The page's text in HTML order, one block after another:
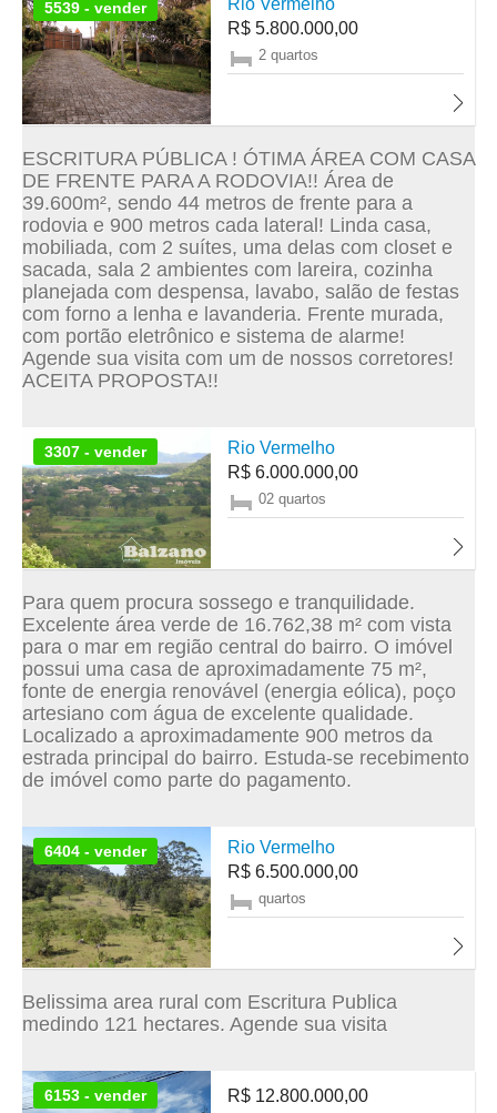
5539 - vender
Rio Vermelho
R$ 5.800.000,00
2 quartos
ESCRITURA PÚBLICA ! ÓTIMA ÁREA COM CASA
DE FRENTE PARA A RODOVIA!! Área de
39.600m², sendo 44 metros de frente para a
rodovia e 900 metros cada lateral! Linda casa,
mobiliada, com 2 suítes, uma delas com closet e
sacada, sala 2 ambientes com lareira, cozinha
planejada com despensa, lavabo, salão de festas
com forno a lenha e lavanderia. Frente murada,
com portão eletrônico e sistema de alarme!
Agende sua visita com um de nossos corretores!
ACEITA PROPOSTA!!
3307 - vender
Rio Vermelho
R$ 6.000.000,00
02 quartos
Para quem procura sossego e tranquilidade.
Excelente área verde de 16.762,38 m² com vista
para o mar em região central do bairro. O imóvel
possui uma casa de aproximadamente 75 m²,
fonte de energia renovável (energia eólica), poço
artesiano com água de excelente qualidade.
Localizado a aproximadamente 900 metros da
estrada principal do bairro. Estuda-se recebimento
de imóvel como parte do pagamento.
6404 - vender
Rio Vermelho
R$ 6.500.000,00
quartos
Belissima area rural com Escritura Publica
medindo 121 hectares. Agende sua visita
6153 - vender R$ 12.800.000,00